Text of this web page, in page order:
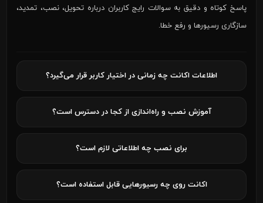
پاسخ کوتاه و دقیق به سوالات رایج کاربران درباره تحویل، نصب، تمدید،
سازگاری رسیورها و رفع خطا.
اطلاعات اکانت چه زمانی در اختیار کاربر قرار می‌گیرد؟
آموزش نصب و راه‌اندازی از کجا در دسترس است؟
برای نصب چه اطلاعاتی لازم است؟
اکانت روی چه رسیورهایی قابل استفاده است؟